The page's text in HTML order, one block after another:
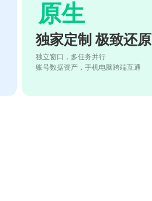
原生
独家定制 极致还原
独立窗口，多任务并行
账号数据资产，手机电脑跨端互通